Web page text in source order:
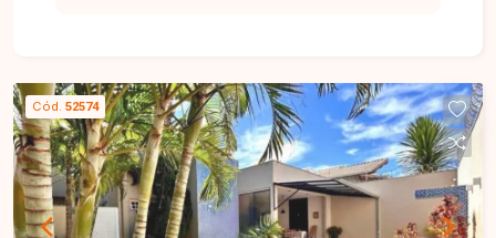
equipado com armário, cabeceira com iluminação
embutida, papel de parede, cama de casal, cortina
e ar-condicionado. O imóvel conta ainda com sala
integrada, sofá, painel para TV com televisão em
LED, cozinha planejada com bancadas em granito,
armários, micro-ondas, geladeira, cooktop e
Cód. 52574